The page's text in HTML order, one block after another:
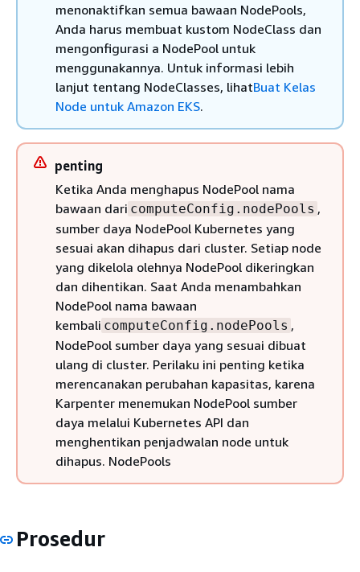
menonaktifkan semua bawaan NodePools,
Anda harus membuat kustom NodeClass dan
mengonfigurasi a NodePool untuk
menggunakannya. Untuk informasi lebih
lanjut tentang NodeClasses, lihatBuat Kelas
Node untuk Amazon EKS.
penting
Ketika Anda menghapus NodePool nama
bawaan dari computeConfig.nodePools ,
sumber daya NodePool Kubernetes yang
sesuai akan dihapus dari cluster. Setiap node
yang dikelola olehnya NodePool dikeringkan
dan dihentikan. Saat Anda menambahkan
NodePool nama bawaan
kembali computeConfig.nodePools ,
NodePool sumber daya yang sesuai dibuat
ulang di cluster. Perilaku ini penting ketika
merencanakan perubahan kapasitas, karena
Karpenter menemukan NodePool sumber
daya melalui Kubernetes API dan
menghentikan penjadwalan node untuk
dihapus. NodePools
Prosedur